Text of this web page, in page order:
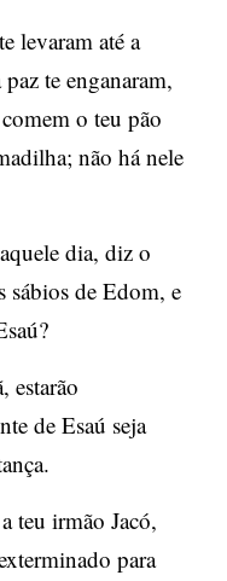
levaram até a
te enganaram,
o teu pão
não há nele
dia, diz o
sábios de Edom, e
estarão
de Esaú seja
teu irmão Jacó,
para